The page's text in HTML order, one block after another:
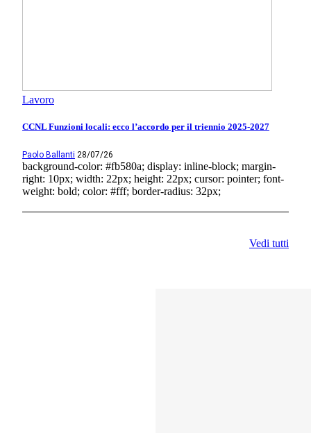
Lavoro
CCNL Funzioni locali: ecco l’accordo per il triennio 2025-2027
Paolo Ballanti 28/07/26
background-color: #fb580a; display: inline-block; margin-
right: 10px; width: 22px; height: 22px; cursor: pointer; font-
weight: bold; color: #fff; border-radius: 32px;
Vedi tutti